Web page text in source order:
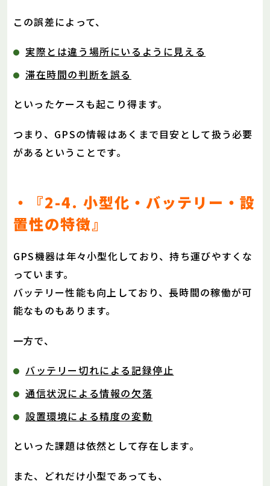
この誤差によって、
実際とは違う場所にいるように見える
滞在時間の判断を誤る
といったケースも起こり得ます。
つまり、GPSの情報はあくまで目安として扱う必要
があるということです。
・『2-4. 小型化・バッテリー・設
置性の特徴』
GPS機器は年々小型化しており、持ち運びやすくな
っています。
バッテリー性能も向上しており、長時間の稼働が可
能なものもあります。
一方で、
バッテリー切れによる記録停止
通信状況による情報の欠落
設置環境による精度の変動
といった課題は依然として存在します。
また、どれだけ小型であっても、